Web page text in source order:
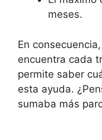
meses.
En
encuentra cada
permite saber
esta ayuda.
sumaba más